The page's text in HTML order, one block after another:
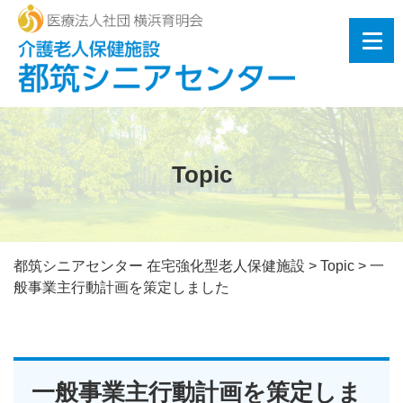
Topic
都筑シニアセンター 在宅強化型老人保健施設 > Topic > 一
般事業主行動計画を策定しました
一般事業主行動計画を策定しま